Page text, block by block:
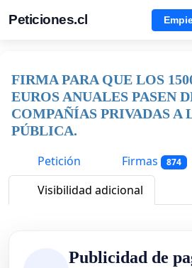
Peticiones.cl
FIRMA PARA QUE LOS
EUROS ANUALES PASEN
COMPAÑÍAS PRIVADAS A
PÚBLICA.
Petición
Firmas 874
Visibilidad adicional
Publicidad de